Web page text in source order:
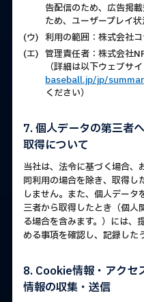
告配信のため、広告掲
ため、ユーザープレイ
(ウ) 利用の範囲：株式会社
(エ) 管理責任者：株式会社
（詳細は以下ウェブサ
baseball.jp/jp/
ください）
7. 個人データの第三者
取得について
当社は、法令に基づく場合、
同利用の場合を除き、取得し
しません。また、個人デー
三者から取得したとき（個人
る場合を含みます。）には、
める事項を確認し、記録した
8. Cookie情報・アクセ
情報の収集・送信